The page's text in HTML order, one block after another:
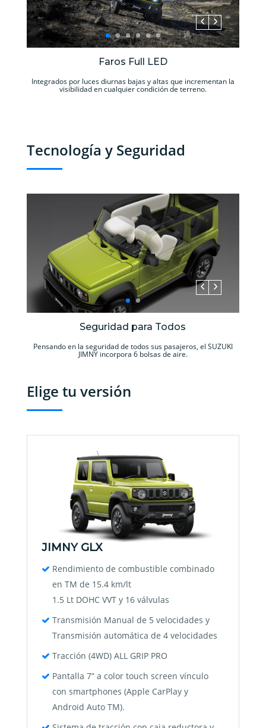
Faros Full LED
Integrados por luces diurnas bajas y altas que incrementan la
visibilidad en cualquier condición de terreno.
Tecnología y Seguridad
Seguridad para Todos
Pensando en la seguridad de todos sus pasajeros, el SUZUKI
JIMNY incorpora 6 bolsas de aire.
Elige tu versión
JIMNY GLX
Rendimiento de combustible combinado
en TM de 15.4 km/lt
1.5 Lt DOHC VVT y 16 válvulas
Transmisión Manual de 5 velocidades y
Transmisión automática de 4 velocidades
Tracción (4WD) ALL GRIP PRO
Pantalla 7” a color touch screen vínculo
con smartphones (Apple CarPlay y
Android Auto TM).